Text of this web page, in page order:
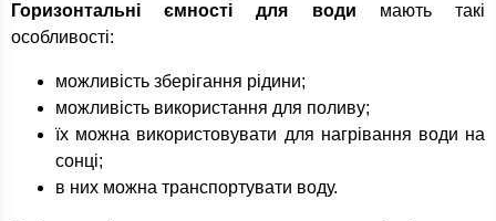
Горизонтальні ємності для води мають такі
особливості:
можливість зберігання рідини;
можливість використання для поливу;
їх можна використовувати для нагрівання води на
сонці;
в них можна транспортувати воду.